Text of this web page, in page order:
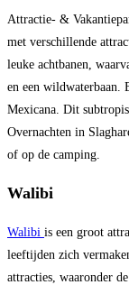
Attractie- &
met verschillende
leuke achtbanen,
en een wildwaterbaan.
Mexicana. Dit
Overnachten in
of op de camping.
Walibi
Walibi is een groot
leeftijden zich
attracties, waaronder